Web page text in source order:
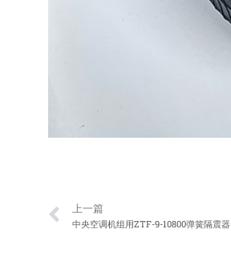
Prev
上一篇
中央空调机组用ZTF-9-10800弹簧隔震器